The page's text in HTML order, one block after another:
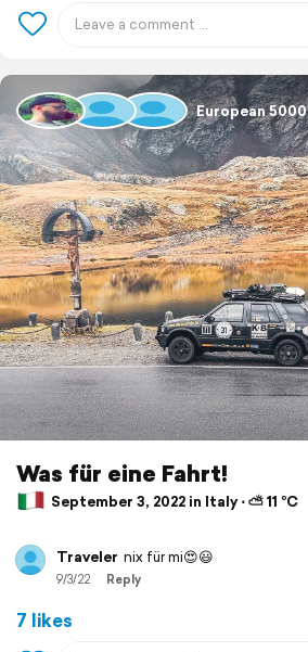
European 5000
Was für eine Fahrt!
September 3, 2022 in Italy ⋅ ⛅ 11 °C
Traveler nix für mi😍😃
9/3/22 Reply
7 likes